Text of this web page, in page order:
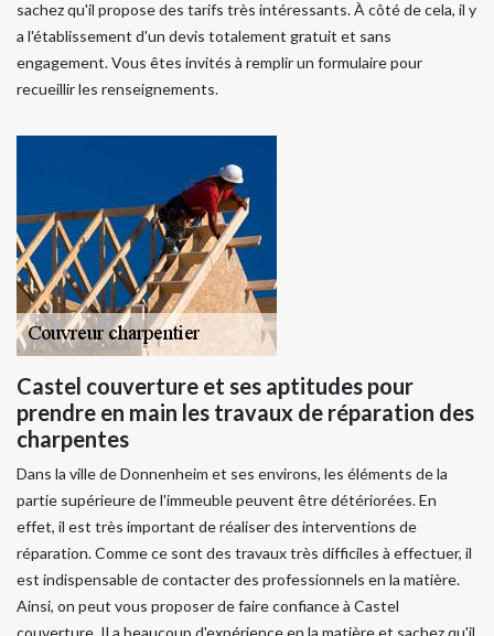
sachez qu'il propose des tarifs très intéressants. À côté de cela, il y
a l'établissement d'un devis totalement gratuit et sans
engagement. Vous êtes invités à remplir un formulaire pour
recueillir les renseignements.
Castel couverture et ses aptitudes pour
prendre en main les travaux de réparation des
charpentes
Dans la ville de Donnenheim et ses environs, les éléments de la
partie supérieure de l'immeuble peuvent être détériorées. En
effet, il est très important de réaliser des interventions de
réparation. Comme ce sont des travaux très difficiles à effectuer, il
est indispensable de contacter des professionnels en la matière.
Ainsi, on peut vous proposer de faire confiance à Castel
couverture. Il a beaucoup d'expérience en la matière et sachez qu'il